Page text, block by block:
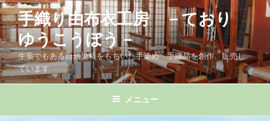
コ
ン
テ
ン
ツ
へ
手織り由布衣工房 －ており
ゆうこうぼう－
生薬でもある自然染料をもちいた手染め 手織品を創作、販売し
ています
メニュー